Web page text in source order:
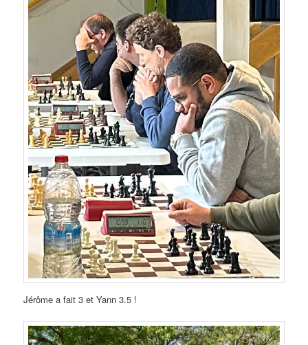
Jérôme a fait 3 et Yann 3.5 !